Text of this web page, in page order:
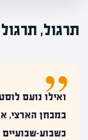
תרגול,
ואילו נועם
במבחן הארצי,
כשבוע-